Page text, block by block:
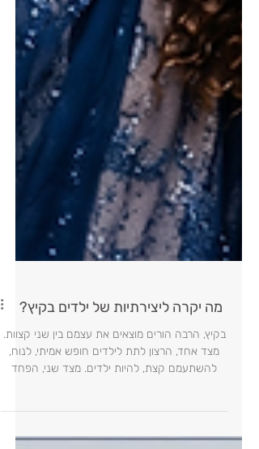
מה יקרה ליצירתיות של ילדים בקיץ?
מצד אחד, הרצון לתת לילדים חופש אמיתי, לנוח,
שהחופש הזה יהפוך מהר מאוד לעודף מסכים,